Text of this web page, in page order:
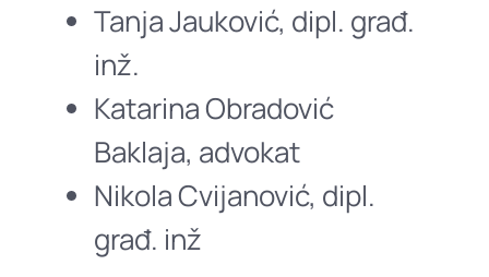
Tanja Jauković, dipl. građ.
inž.
Katarina Obradović
Baklaja, advokat
Nikola Cvijanović, dipl.
građ. inž